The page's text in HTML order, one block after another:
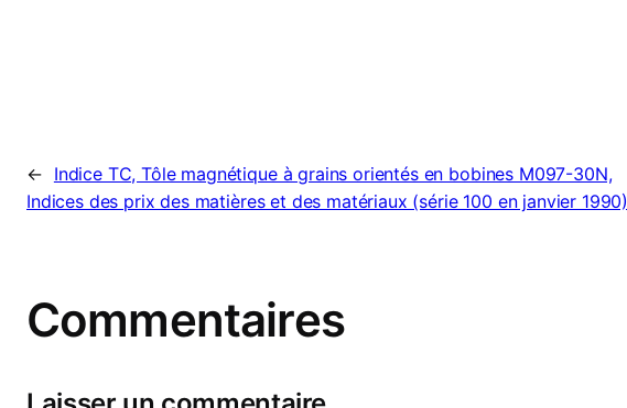
← Indice TC, Tôle magnétique à grains orientés en bobines M097-30N,
Indices des prix des matières et des matériaux (série 100 en janvier 1990)
Commentaires